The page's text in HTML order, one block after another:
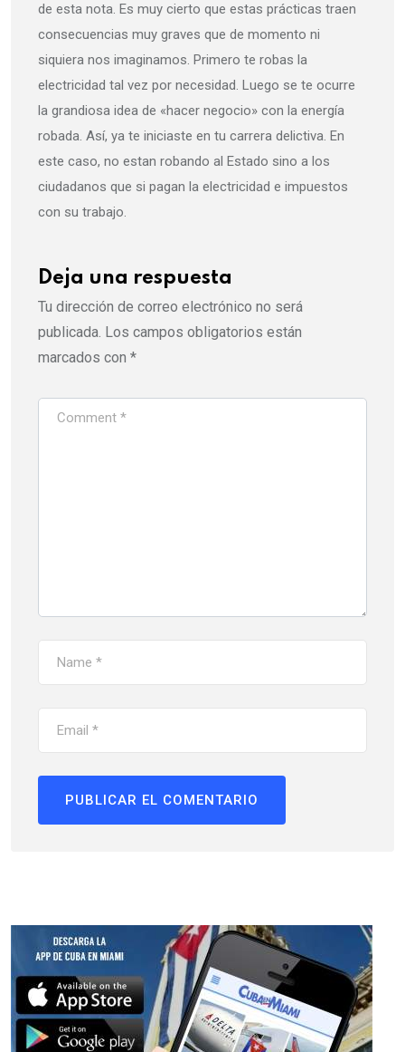
de esta nota. Es muy cierto que estas prácticas traen
consecuencias muy graves que de momento ni
siquiera nos imaginamos. Primero te robas la
electricidad tal vez por necesidad. Luego se te ocurre
la grandiosa idea de «hacer negocio» con la energía
robada. Así, ya te iniciaste en tu carrera delictiva. En
este caso, no estan robando al Estado sino a los
ciudadanos que si pagan la electricidad e impuestos
con su trabajo.
Deja una respuesta
Tu dirección de correo electrónico no será
publicada. Los campos obligatorios están
marcados con *